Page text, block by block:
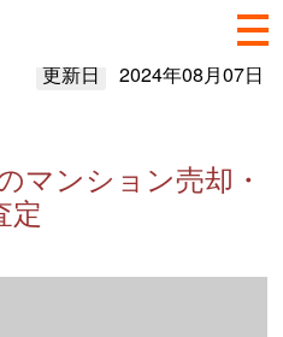
更新日 2024年08月07日
マンション売却・
定